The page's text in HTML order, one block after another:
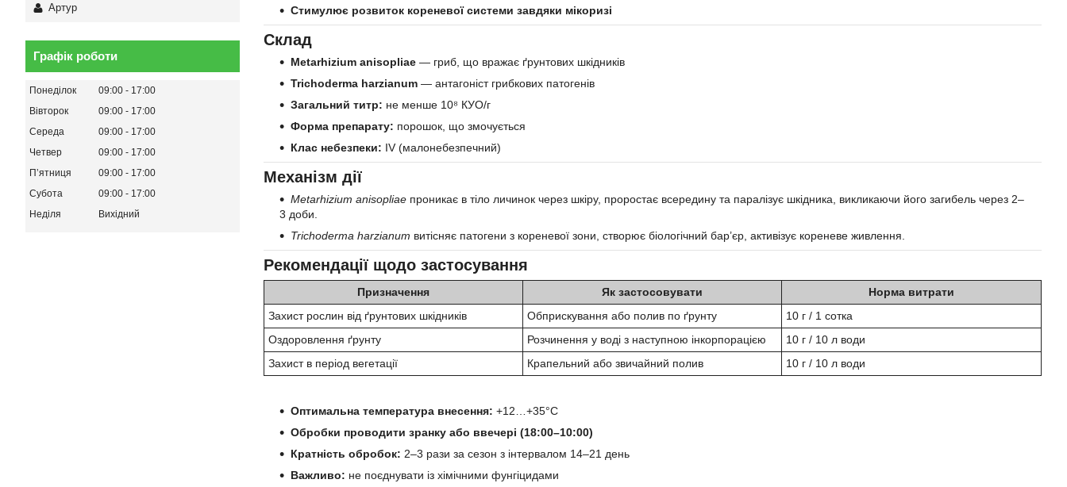
Стимулює розвиток кореневої системи завдяки мікоризі
Склад
Metarhizium anisopliae — гриб, що вражає ґрунтових шкідників
Trichoderma harzianum — антагоніст грибкових патогенів
Загальний титр: не менше 10⁸ КУО/г
Форма препарату: порошок, що змочується
Клас небезпеки: IV (малонебезпечний)
Механізм дії
Metarhizium anisopliae проникає в тіло личинок через шкіру, проростає всередину та паралізує шкідника, викликаючи його загибель через 2–
3 доби.
Trichoderma harzianum витісняє патогени з кореневої зони, створює біологічний бар’єр, активізує кореневе живлення.
Рекомендації щодо застосування
Призначення Як застосовувати
Норма витрати
Захист рослин від ґрунтових шкідників
Обприскування або полив по ґрунту
10 г / 1 сотка
Оздоровлення ґрунту
Розчинення у воді з наступною інкорпорацією
10 г / 10 л води
Захист в період вегетації
Крапельний або звичайний полив 10 г / 10 л води
Оптимальна температура внесення: +12…+35°C
Обробки проводити зранку або ввечері (18:00–10:00)
Кратність обробок: 2–3 рази за сезон з інтервалом 14–21 день
Важливо: не поєднувати із хімічними фунгіцидами
Артур
Графік роботи
Понеділок 09:00
17:00
Вівторок
09:00
17:00
Середа
09:00
17:00
Четвер
09:00
17:00
Пʼятниця
09:00
17:00
Субота
09:00
17:00
Неділя
Вихідний